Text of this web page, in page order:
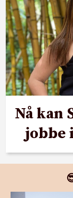
Nå kan
jobbe